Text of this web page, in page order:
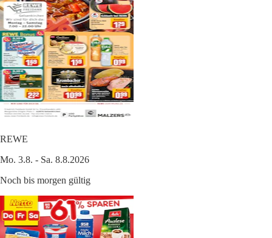
REWE
Mo. 3.8. - Sa. 8.8.2026
Noch bis morgen gültig